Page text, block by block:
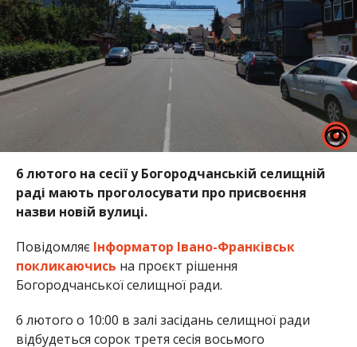
6 лютого на сесії у Богородчанській селищній
раді мають проголосувати про присвоєння
назви новій вулиці.
Повідомляє Інформатор Івано-Франківськ
покликаючись на проєкт рішення
Богородчанської селищної ради.
6 лютого о 10:00 в залі засідань селищної ради
відбудеться сорок третя сесія восьмого